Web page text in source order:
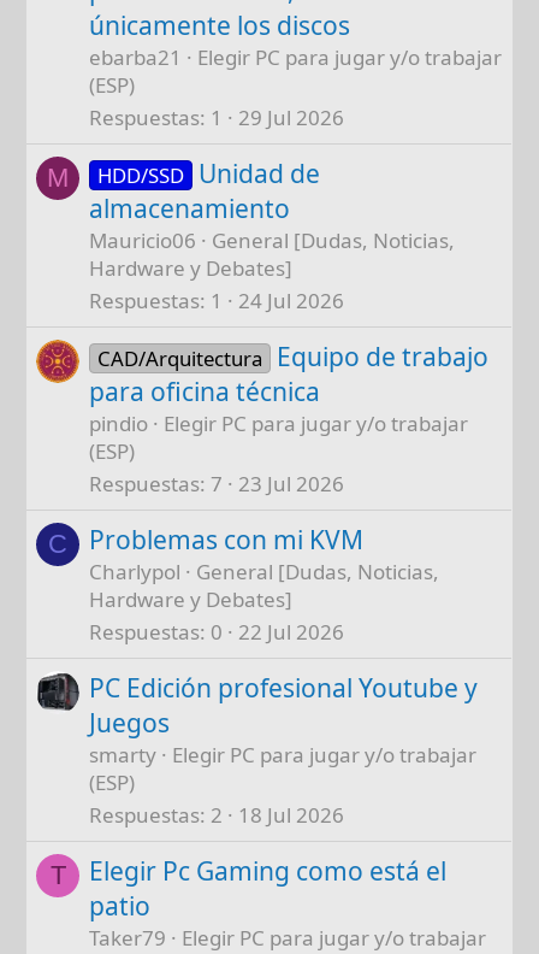
únicamente los discos
ebarba21
Elegir PC para jugar y/o trabajar
(ESP)
Respuestas 1 29 Jul 2026
M HDD/SSD Unidad de
almacenamiento
Mauricio06
General [Dudas, Noticias,
Hardware y Debates]
Respuestas 1 24 Jul 2026
CAD/Arquitectura
Equipo de trabajo
para oficina técnica
pindio
Elegir PC para jugar y/o trabajar
(ESP)
Respuestas 7 23 Jul 2026
C Problemas con mi KVM
Charlypol
General [Dudas, Noticias,
Hardware y Debates]
Respuestas 0 22 Jul 2026
PC Edición profesional Youtube y
Juegos
smarty
Elegir PC para jugar y/o trabajar
(ESP)
Respuestas 2 18 Jul 2026
T
Elegir Pc Gaming como está el
patio
Taker79
Elegir PC para jugar y/o trabajar